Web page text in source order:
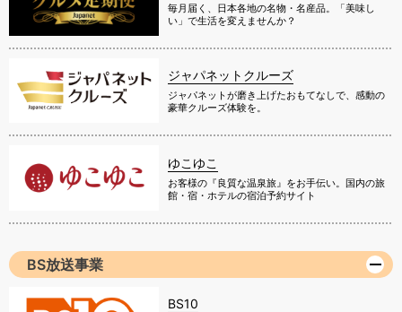
毎月届く、日本各地の名物・名産品。「美味し
い」で生活を変えませんか？
ジャパネットクルーズ
ジャパネットが磨き上げたおもてなしで、感動の
豪華クルーズ体験を。
ゆこゆこ
お客様の『良質な温泉旅』をお手伝い。国内の旅
館・宿・ホテルの宿泊予約サイト
BS放送事業
BS10